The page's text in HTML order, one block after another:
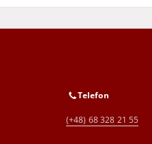
Telefon
(+48) 68 328 21 55